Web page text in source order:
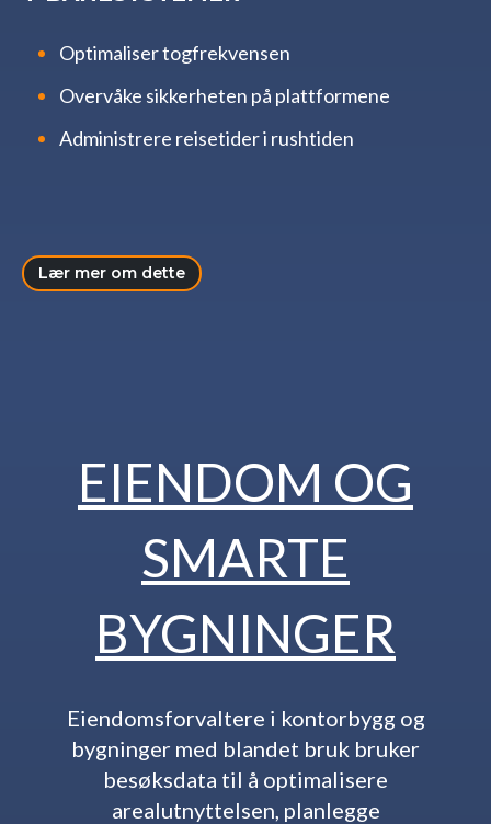
Optimaliser togfrekvensen
Overvåke sikkerheten på plattformene
Administrere reisetider i rushtiden
Lær mer om dette
EIENDOM OG
SMARTE
BYGNINGER
Eiendomsforvaltere i kontorbygg og
bygninger med blandet bruk bruker
besøksdata til å optimalisere
arealutnyttelsen, planlegge